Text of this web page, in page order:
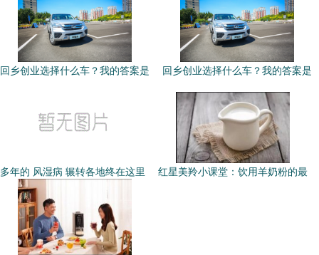
回乡创业选择什么车？我的答案是 回乡创业选择什么车？我的答案是
多年的 风湿病 辗转各地终在这里 红星美羚小课堂：饮用羊奶粉的最